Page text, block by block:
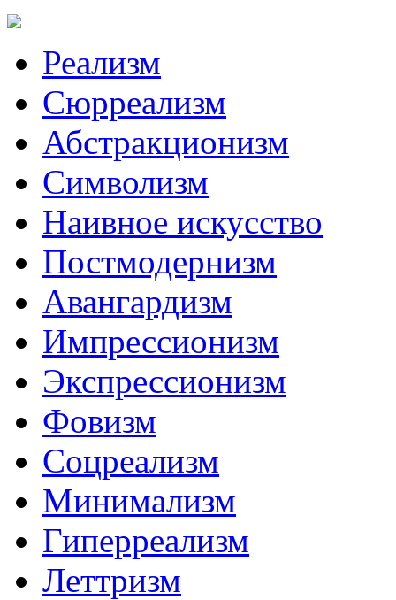
Реализм
Сюрреализм
Абстракционизм
Символизм
Наивное искусство
Постмодернизм
Авангардизм
Импрессионизм
Экспрессионизм
Фовизм
Соцреализм
Минимализм
Гиперреализм
Леттризм